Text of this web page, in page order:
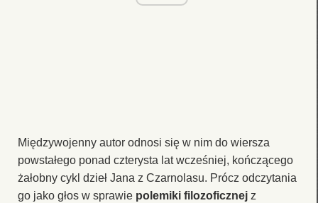
Międzywojenny autor odnosi się w nim do wiersza
powstałego ponad czterysta lat wcześniej, kończącego
żałobny cykl dzieł Jana z Czarnolasu. Prócz odczytania
go jako głos w sprawie polemiki filozoficznej z